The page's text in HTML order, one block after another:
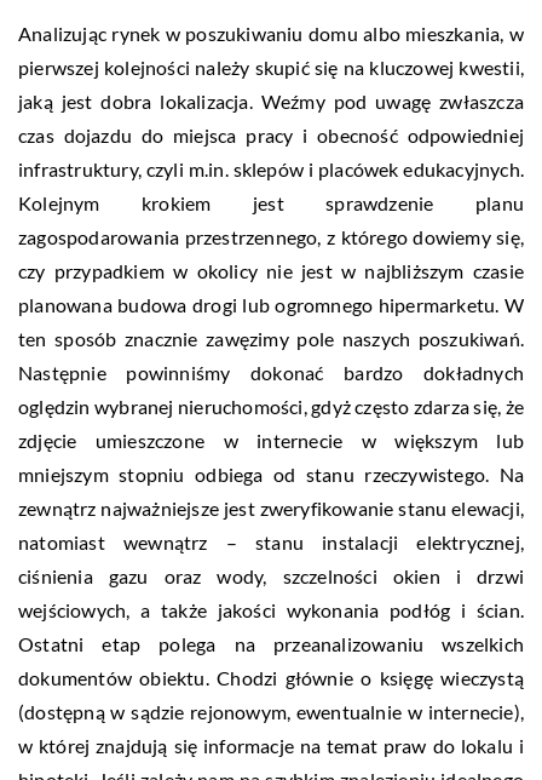
Analizując rynek w poszukiwaniu domu albo mieszkania, w
pierwszej kolejności należy skupić się na kluczowej kwestii,
jaką jest dobra lokalizacja. Weźmy pod uwagę zwłaszcza
czas dojazdu do miejsca pracy i obecność odpowiedniej
infrastruktury, czyli m.in. sklepów i placówek edukacyjnych.
Kolejnym krokiem jest sprawdzenie planu
zagospodarowania przestrzennego, z którego dowiemy się,
czy przypadkiem w okolicy nie jest w najbliższym czasie
planowana budowa drogi lub ogromnego hipermarketu. W
ten sposób znacznie zawęzimy pole naszych poszukiwań.
Następnie powinniśmy dokonać bardzo dokładnych
oględzin wybranej nieruchomości, gdyż często zdarza się, że
zdjęcie umieszczone w internecie w większym lub
mniejszym stopniu odbiega od stanu rzeczywistego. Na
zewnątrz najważniejsze jest zweryfikowanie stanu elewacji,
natomiast wewnątrz – stanu instalacji elektrycznej,
ciśnienia gazu oraz wody, szczelności okien i drzwi
wejściowych, a także jakości wykonania podłóg i ścian.
Ostatni etap polega na przeanalizowaniu wszelkich
dokumentów obiektu. Chodzi głównie o księgę wieczystą
(dostępną w sądzie rejonowym, ewentualnie w internecie),
w której znajdują się informacje na temat praw do lokalu i